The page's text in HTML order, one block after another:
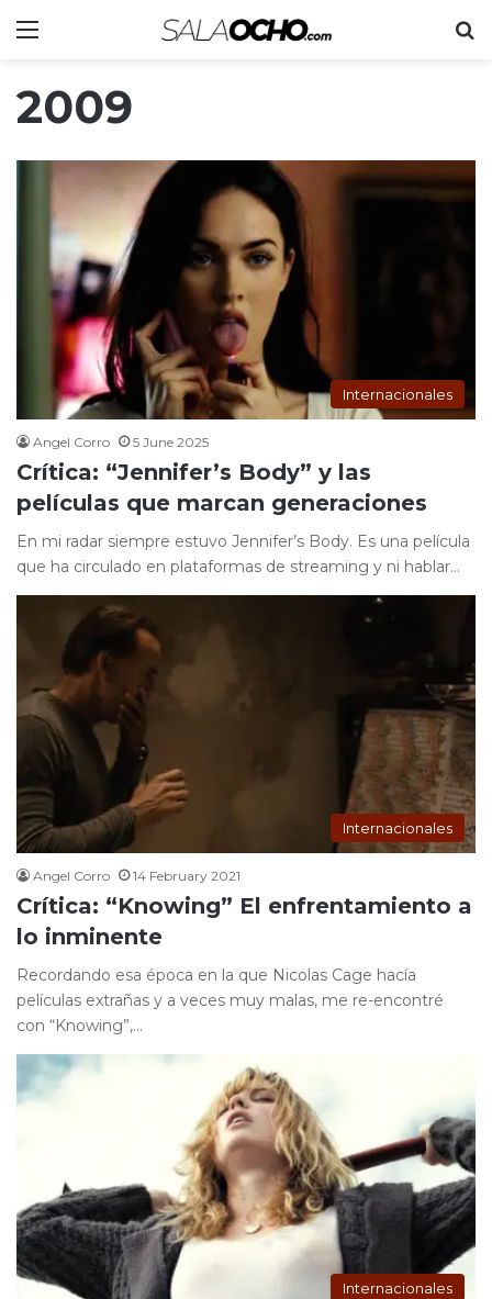
Menu
2009
Internacionales
Angel Corro 5 June 2025
Crítica: “Jennifer’s Body” y las
películas que marcan generaciones
En mi radar siempre estuvo Jennifer’s Body. Es una película
que ha circulado en plataformas de streaming y ni hablar…
Internacionales
Angel Corro 14 February 2021
Crítica: “Knowing” El enfrentamiento a
lo inminente
Recordando esa época en la que Nicolas Cage hacía
películas extrañas y a veces muy malas, me re-encontré
con “Knowing”,…
Internacionales